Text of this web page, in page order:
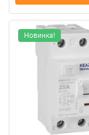
Новинка!